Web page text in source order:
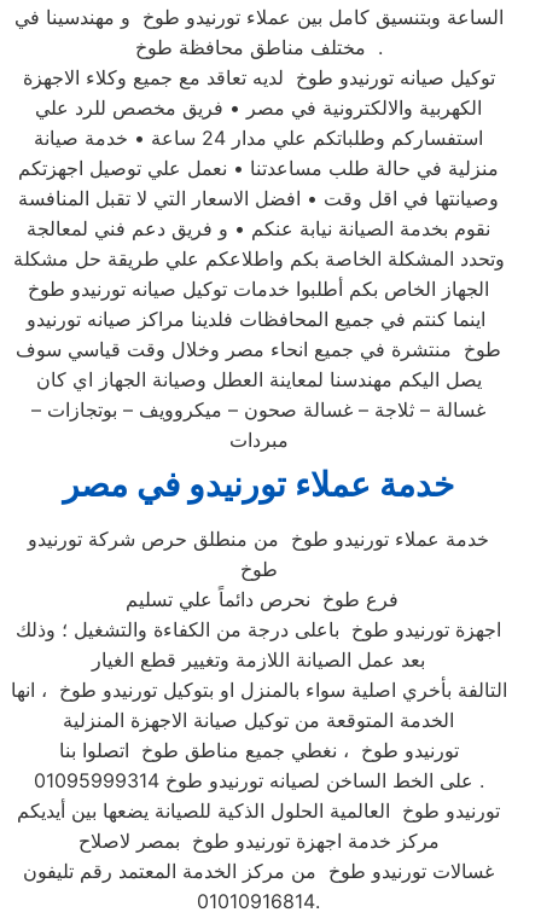
الساعة وبتنسيق كامل بين عملاء تورنيدو طوخ و مهندسينا في
مختلف مناطق محافظة طوخ .
توكيل صيانه تورنيدو طوخ لديه تعاقد مع جميع وكلاء الاجهزة
الكهربية والالكترونية في مصر • فريق مخصص للرد علي
استفساركم وطلباتكم علي مدار 24 ساعة • خدمة صيانة
منزلية في حالة طلب مساعدتنا • نعمل علي توصيل اجهزتكم
وصيانتها في اقل وقت • افضل الاسعار التي لا تقبل المنافسة
نقوم بخدمة الصيانة نيابة عنكم • و فريق دعم فني لمعالجة
وتحدد المشكلة الخاصة بكم واطلاعكم علي طريقة حل مشكلة
الجهاز الخاص بكم أطلبوا خدمات توكيل صيانه تورنيدو طوخ
اينما كنتم في جميع المحافظات فلدينا مراكز صيانه تورنيدو
طوخ منتشرة في جميع انحاء مصر وخلال وقت قياسي سوف
يصل اليكم مهندسنا لمعاينة العطل وصيانة الجهاز اي كان
غسالة – ثلاجة – غسالة صحون – ميكروويف – بوتجازات –
مبردات
خدمة عملاء تورنيدو في مصر
خدمة عملاء تورنيدو طوخ من منطلق حرص شركة تورنيدو
طوخ
فرع طوخ نحرص دائماً علي تسليم
اجهزة تورنيدو طوخ باعلى درجة من الكفاءة والتشغيل ؛ وذلك
بعد عمل الصيانة اللازمة وتغيير قطع الغيار
التالفة بأخري اصلية سواء بالمنزل او بتوكيل تورنيدو طوخ ، انها
الخدمة المتوقعة من توكيل صيانة الاجهزة المنزلية
تورنيدو طوخ ، نغطي جميع مناطق طوخ اتصلوا بنا
على الخط الساخن لصيانه تورنيدو طوخ 01095999314 .
تورنيدو طوخ العالمية الحلول الذكية للصيانة يضعها بين أيديكم
مركز خدمة اجهزة تورنيدو طوخ بمصر لاصلاح
غسالات تورنيدو طوخ من مركز الخدمة المعتمد رقم تليفون
01010916814.